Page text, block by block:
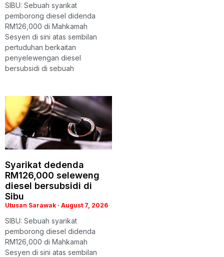
SIBU: Sebuah syarikat
pemborong diesel didenda
RM126,000 di Mahkamah
Sesyen di sini atas sembilan
pertuduhan berkaitan
penyelewengan diesel
bersubsidi di sebuah
Syarikat dedenda
RM126,000 seleweng
diesel bersubsidi di
Sibu
Utusan Sarawak August 7, 2026
SIBU: Sebuah syarikat
pemborong diesel didenda
RM126,000 di Mahkamah
Sesyen di sini atas sembilan